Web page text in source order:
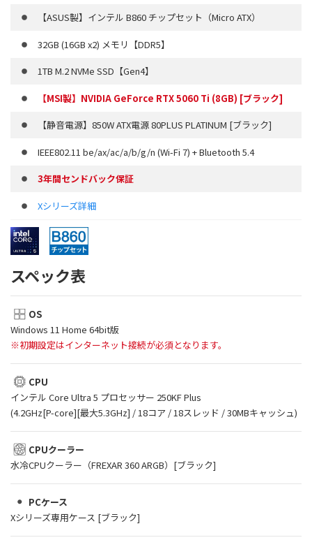
【ASUS製】インテル B860 チップセット（Micro ATX）
32GB (16GB x2) メモリ【DDR5】
1TB M.2 NVMe SSD【Gen4】
【MSI製】NVIDIA GeForce RTX 5060 Ti (8GB) [ブラック]
【静音電源】850W ATX電源 80PLUS PLATINUM [ブラック]
IEEE802.11 be/ax/ac/a/b/g/n (Wi-Fi 7) + Bluetooth 5.4
3年間センドバック保証
Xシリーズ詳細
スペック表
OS
Windows 11 Home 64bit版
※初期設定はインターネット接続が必須となります。
CPU
インテル Core Ultra 5 プロセッサー 250KF Plus
(4.2GHz[P-core][最大5.3GHz] / 18コア / 18スレッド / 30MBキャッシュ)
CPUクーラー
水冷CPUクーラー（FREXAR 360 ARGB）[ブラック]
PCケース
Xシリーズ専用ケース [ブラック]